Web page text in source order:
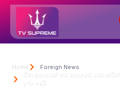
Home
Foreign News
චීන සමාගමක් තම සමාගමේ
ලබා දෙයි